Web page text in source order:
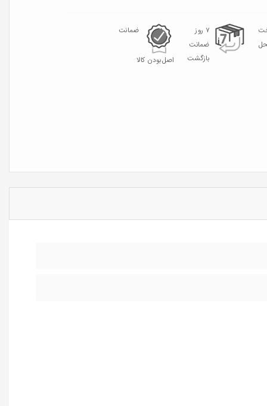
۷ روز
ضمانت
بازگشت
ضمانت
اصل‌بودن کالا